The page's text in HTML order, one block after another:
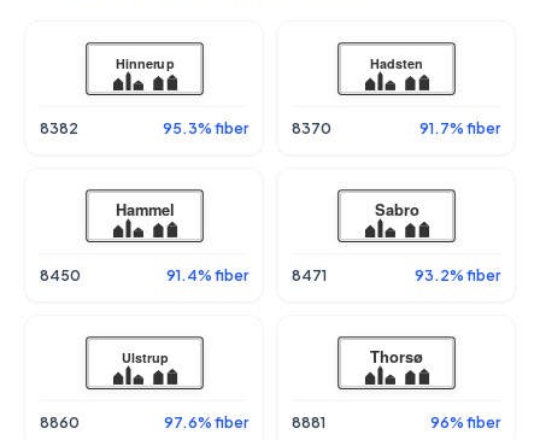
8382 95.3% fiber 8370 91.7% fiber
8450 91.4% fiber 8471 93.2% fiber
8860 97.6% fiber 8881 96% fiber